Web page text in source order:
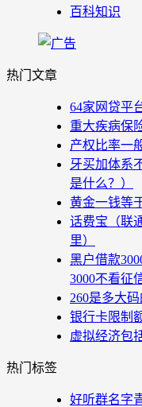
百科知识
热门文章
64家网贷平
重大疾病保
产权比率一
牙买加体系
是什么？）
黄金一钱等
话费宝（联
里）
黑户借款
3000不看征
260是多大
银行卡限制
虚拟经济包
热门标签
好听群名字